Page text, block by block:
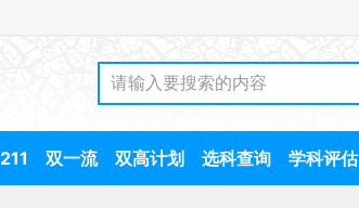
211 双一流 双高计划 选科查询 学科评估